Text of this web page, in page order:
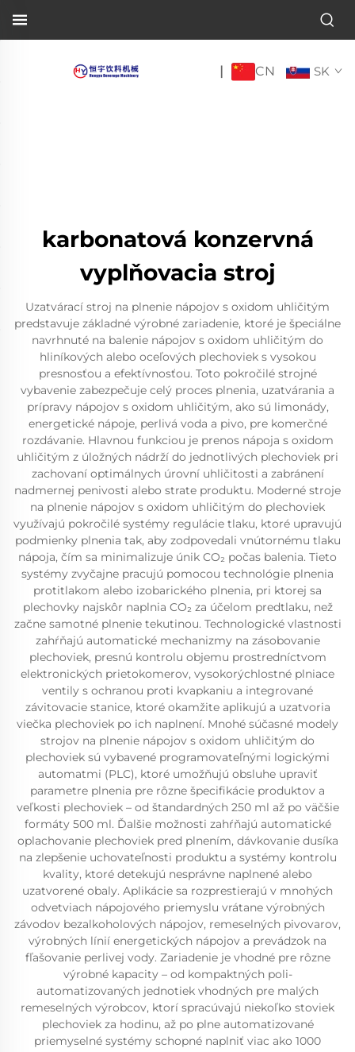
| CN SK
karbonatová konzervná
vyplňovacia stroj
Uzatvárací stroj na plnenie nápojov s oxidom uhličitým
predstavuje základné výrobné zariadenie, ktoré je špeciálne
navrhnuté na balenie nápojov s oxidom uhličitým do
hliníkových alebo oceľových plechoviek s vysokou
presnosťou a efektívnosťou. Toto pokročilé strojné
vybavenie zabezpečuje celý proces plnenia, uzatvárania a
prípravy nápojov s oxidom uhličitým, ako sú limonády,
energetické nápoje, perlivá voda a pivo, pre komerčné
rozdávanie. Hlavnou funkciou je prenos nápoja s oxidom
uhličitým z úložných nádrží do jednotlivých plechoviek pri
zachovaní optimálnych úrovní uhličitosti a zabránení
nadmernej penivosti alebo strate produktu. Moderné stroje
na plnenie nápojov s oxidom uhličitým do plechoviek
využívajú pokročilé systémy regulácie tlaku, ktoré upravujú
podmienky plnenia tak, aby zodpovedali vnútornému tlaku
nápoja, čím sa minimalizuje únik CO₂ počas balenia. Tieto
systémy zvyčajne pracujú pomocou technológie plnenia
protitlakom alebo izobarického plnenia, pri ktorej sa
plechovky najskôr naplnia CO₂ za účelom predtlaku, než
začne samotné plnenie tekutinou. Technologické vlastnosti
zahŕňajú automatické mechanizmy na zásobovanie
plechoviek, presnú kontrolu objemu prostredníctvom
elektronických prietokomerov, vysokorýchlostné plniace
ventily s ochranou proti kvapkaniu a integrované
závitovacie stanice, ktoré okamžite aplikujú a uzatvoria
viečka plechoviek po ich naplnení. Mnohé súčasné modely
strojov na plnenie nápojov s oxidom uhličitým do
plechoviek sú vybavené programovateľnými logickými
automatmi (PLC), ktoré umožňujú obsluhe upraviť
parametre plnenia pre rôzne špecifikácie produktov a
veľkosti plechoviek – od štandardných 250 ml až po väčšie
formáty 500 ml. Ďalšie možnosti zahŕňajú automatické
oplachovanie plechoviek pred plnením, dávkovanie dusíka
na zlepšenie uchovateľnosti produktu a systémy kontrolu
kvality, ktoré detekujú nesprávne naplnené alebo
uzatvorené obaly. Aplikácie sa rozprestierajú v mnohých
odvetviach nápojového priemyslu vrátane výrobných
závodov bezalkoholových nápojov, remeselných pivovarov,
výrobných línií energetických nápojov a prevádzok na
fľašovanie perlivej vody. Zariadenie je vhodné pre rôzne
výrobné kapacity – od kompaktných poli-
automatizovaných jednotiek vhodných pre malých
remeselných výrobcov, ktorí spracúvajú niekoľko stoviek
plechoviek za hodinu, až po plne automatizované
priemyselné systémy schopné naplniť viac ako 1000